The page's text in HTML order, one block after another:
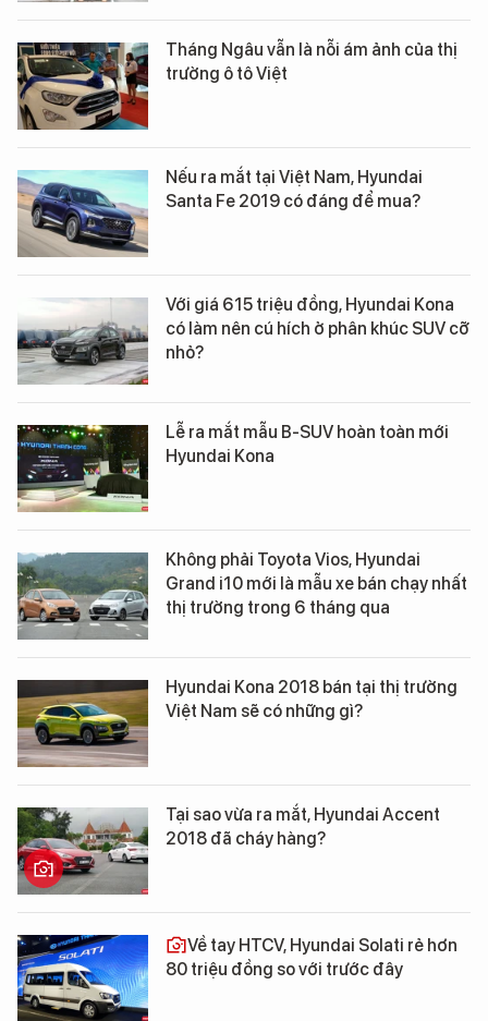
Tháng Ngâu vẫn là nỗi ám ảnh của thị
trường ô tô Việt
Nếu ra mắt tại Việt Nam, Hyundai
Santa Fe 2019 có đáng để mua?
Với giá 615 triệu đồng, Hyundai Kona
có làm nên cú hích ở phân khúc SUV cỡ
nhỏ?
Lễ ra mắt mẫu B-SUV hoàn toàn mới
Hyundai Kona
Không phải Toyota Vios, Hyundai
Grand i10 mới là mẫu xe bán chạy nhất
thị trường trong 6 tháng qua
Hyundai Kona 2018 bán tại thị trường
Việt Nam sẽ có những gì?
Tại sao vừa ra mắt, Hyundai Accent
2018 đã cháy hàng?
Về tay HTCV, Hyundai Solati rẻ hơn
80 triệu đồng so với trước đây